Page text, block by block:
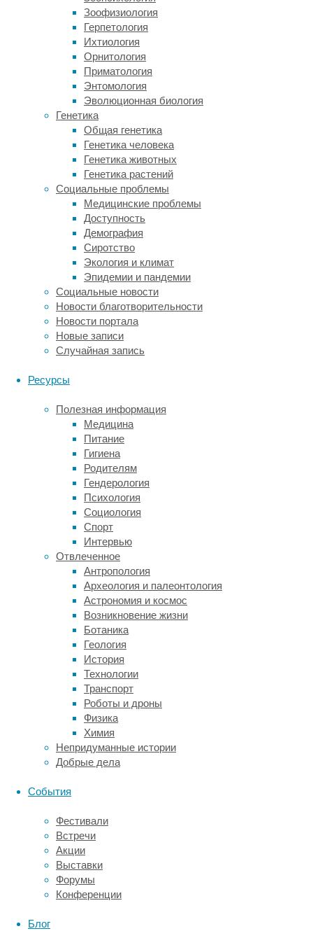
Зоофизиология
Герпетология
Ихтиология
Орнитология
Приматология
Энтомология
Эволюционная биология
Генетика
Общая генетика
Генетика человека
Генетика животных
Генетика растений
Социальные проблемы
Медицинские проблемы
Доступность
Демография
Сиротство
Экология и климат
Эпидемии и пандемии
Социальные новости
Новости благотворительности
Новости портала
Новые записи
Случайная запись
Ресурсы
Полезная информация
Медицина
Питание
Гигиена
Родителям
Гендерология
Психология
Социология
Спорт
Интервью
Отвлеченное
Антропология
Археология и палеонтология
Астрономия и космос
Возникновение жизни
Ботаника
Геология
История
Технологии
Транспорт
Роботы и дроны
Физика
Химия
Непридуманные истории
Добрые дела
События
Фестивали
Встречи
Акции
Выставки
Форумы
Конференции
Блог
печь
полимеризации,
менее
важны
другие
элементы.
Пропуск
любой
детали
негативно
скажется
всем
процессе.
Окрасочная
камера.
Её
задача
—
эффективно
порошок.
Выбирайте
между
эконом-
решениями
с
ручной
рекуперацией
и
более
производительными
камерами
с
системой
циклонов
и
картриджными
фильтрами,
которые
позволяют
многократно
использовать
до
95%
материала,
при
больших
работ.
Печь